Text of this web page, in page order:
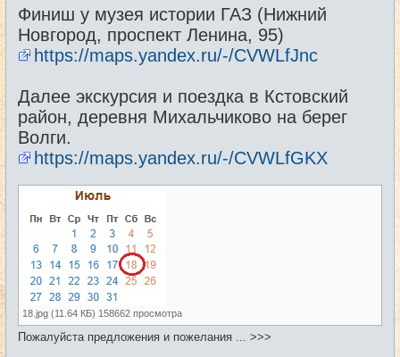
Финиш у музея истории ГАЗ (Нижний
Новгород, проспект Ленина, 95)
https://maps.yandex.ru/-/CVWLfJnc
Далее экскурсия и поездка в Кстовский
район, деревня Михальчиково на берег
Волги.
https://maps.yandex.ru/-/CVWLfGKX
18.jpg (11.64 КБ) 158662 просмотра
Пожалуйста предложения и пожелания ... >>>